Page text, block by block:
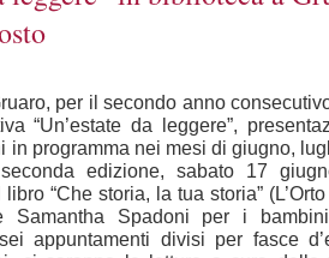
per il secondo anno
“Un’estate da leggere”,
in programma nei mesi di giugno,
edizione, sabato 17
“Che storia, la tua storia”
Spadoni per i
appuntamenti divisi per fasce